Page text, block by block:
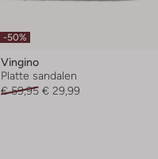
-50%
Vingino
Platte sandalen
€ 59,95 € 29,99